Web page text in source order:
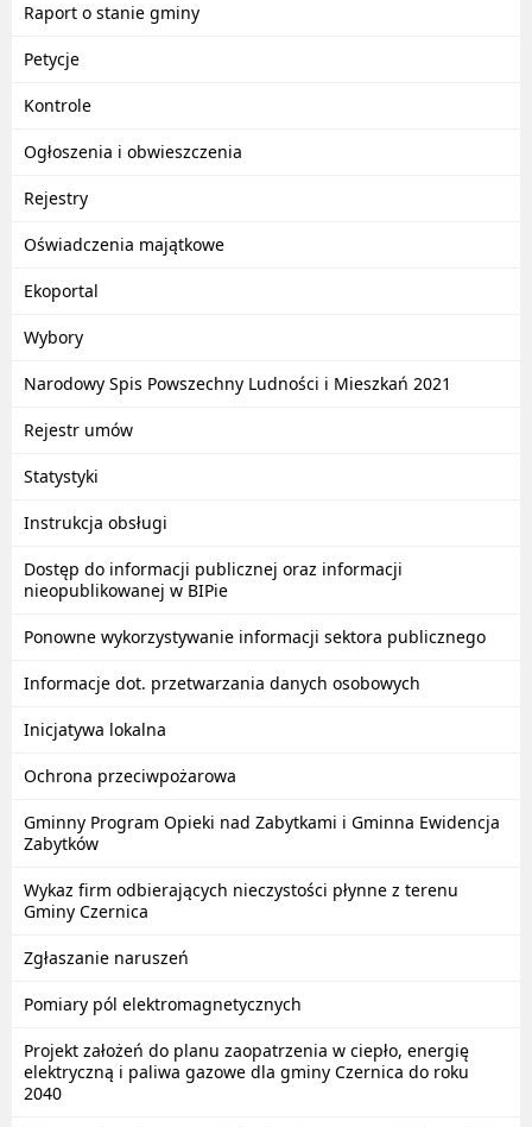
Raport o stanie gminy
Petycje
Kontrole
Ogłoszenia i obwieszczenia
Rejestry
Oświadczenia majątkowe
Ekoportal
Wybory
Narodowy Spis Powszechny Ludności i Mieszkań 2021
Rejestr umów
Statystyki
Instrukcja obsługi
Dostęp do informacji publicznej oraz informacji
nieopublikowanej w BIPie
Ponowne wykorzystywanie informacji sektora publicznego
Informacje dot. przetwarzania danych osobowych
Inicjatywa lokalna
Ochrona przeciwpożarowa
Gminny Program Opieki nad Zabytkami i Gminna Ewidencja
Zabytków
Wykaz firm odbierających nieczystości płynne z terenu
Gminy Czernica
Zgłaszanie naruszeń
Pomiary pól elektromagnetycznych
Projekt założeń do planu zaopatrzenia w ciepło, energię
elektryczną i paliwa gazowe dla gminy Czernica do roku
2040